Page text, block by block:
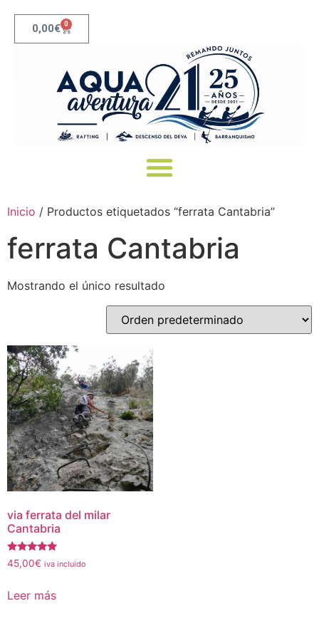
0,00€ 0
Inicio / Productos etiquetados “ferrata Cantabria”
ferrata Cantabria
Mostrando el único resultado
via ferrata del milar
Cantabria
Valorado
con
45,00€ iva incluido
Leer más